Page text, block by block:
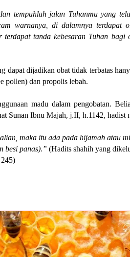
tempuhlah jalan Tuhanmu yang
warnanya, di dalamnya terdapat
tanda kebesaran Tuhan bagi
dapat dijadikan obat tidak terbatas
pollen) dan propolis lebah.
madu dalam pengobatan.
Sunan Ibnu Majah, j.II, h.1142, hadist
maka itu ada pada hijamah atau
besi panas).” (Hadits shahih yang